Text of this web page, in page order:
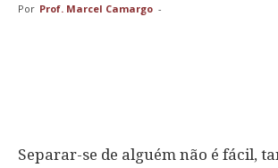
Por Prof. Marcel Camargo -
Separar-se de alguém não é fácil,